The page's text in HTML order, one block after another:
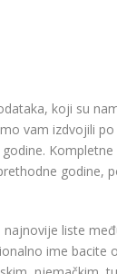
koji su
vam izdvojili
godine,
liste
ime bacite